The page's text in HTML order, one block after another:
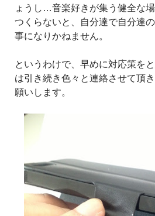
ょうし…音楽好きが集う健全な
つくらないと、自分達で自分達
事になりかねません。
というわけで、早めに対応策を
は引き続き色々と連絡させて頂
願いします。